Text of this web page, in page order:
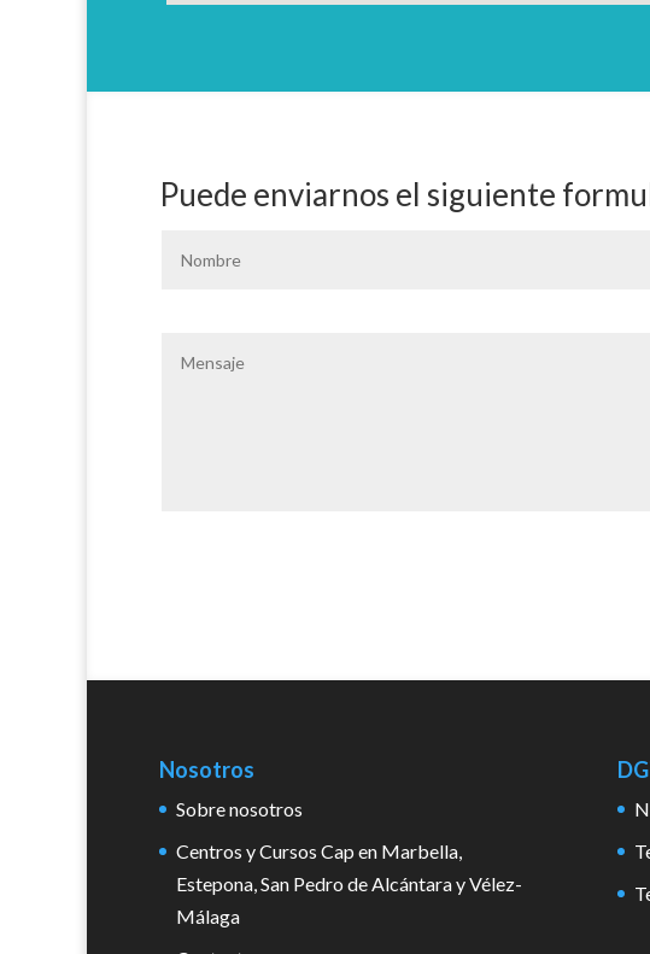
Puede enviarnos el siguiente
Nosotros
Sobre nosotros
Centros y Cursos Cap en Marbella,
Estepona, San Pedro de Alcántara y Vélez-
Málaga